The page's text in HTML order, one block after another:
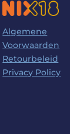
Algemene
Voorwaarden
Retourbeleid
Privacy Policy